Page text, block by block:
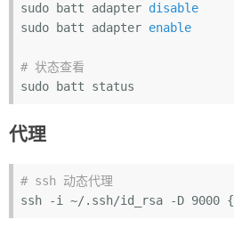
sudo batt adapter disable
sudo batt adapter enable
# 状态查看
代理
# ssh 动态代理
ssh -i ~/.ssh/id_rsa -D 9000 {